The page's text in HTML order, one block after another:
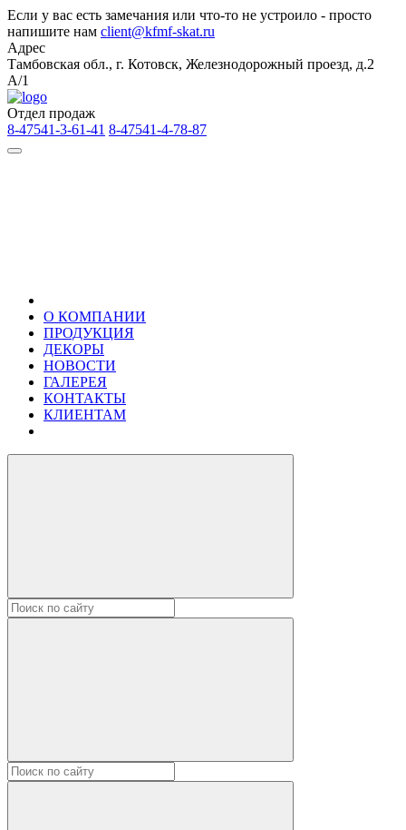
Если у вас есть замечания или что-то не устроило - просто
напишите нам client@kfmf-skat.ru
Адрес
Тамбовская обл., г. Котовск, Железнодорожный проезд, д.2
А/1
Отдел продаж
8-47541-3-61-41 8-47541-4-78-87
О КОМПАНИИ
ПРОДУКЦИЯ
ДЕКОРЫ
НОВОСТИ
ГАЛЕРЕЯ
КОНТАКТЫ
КЛИЕНТАМ